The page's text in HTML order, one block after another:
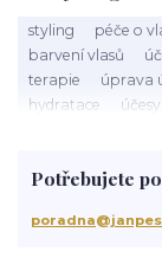
styling péče o
barvení vlasů
terapie
úprava
hydratace
účesy
třepění vlasů
kortikoidy
Potřebujete